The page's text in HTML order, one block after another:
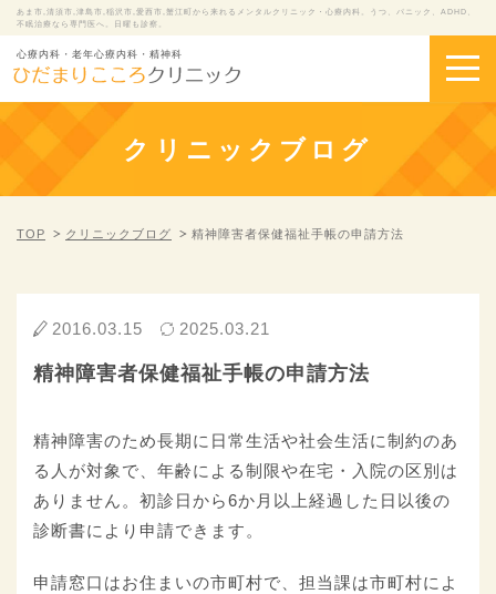
あま市,清須市,津島市,稲沢市,愛西市,蟹江町から来れるメンタルクリニック・心療内科。うつ、パニック、ADHD、
不眠治療なら専門医へ。日曜も診察。
心療内科・老年心療内科・精神科
クリニックブログ
TOP クリニックブログ 精神障害者保健福祉手帳の申請方法
2016.03.15 2025.03.21
精神障害者保健福祉手帳の申請方法
精神障害のため長期に日常生活や社会生活に制約のあ
る人が対象で、年齢による制限や在宅・入院の区別は
ありません。初診日から6か月以上経過した日以後の
診断書により申請できます。
申請窓口はお住まいの市町村で、担当課は市町村によ